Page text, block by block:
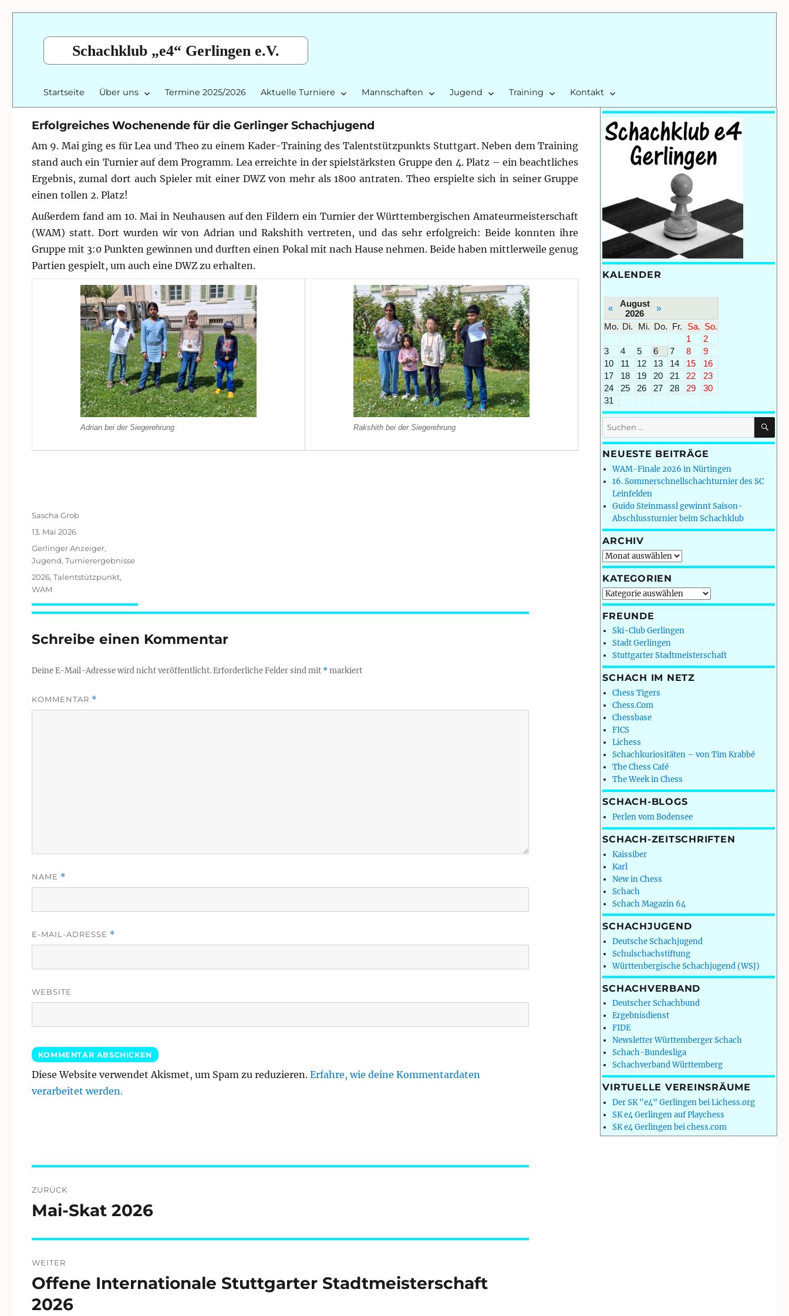
Schachklub „e4“ Gerlingen e.V.
Startseite Über uns Termine 2025/2026 Aktuelle Turniere Mannschaften Jugend Training Kontakt
Erfolgreiches Wochenende für die Gerlinger Schachjugend
Am 9. Mai ging es für Lea und Theo zu einem Kader-Training des Talentstützpunkts Stuttgart. Neben dem Training
stand auch ein Turnier auf dem Programm. Lea erreichte in der spielstärksten Gruppe den 4. Platz – ein beachtliches
Ergebnis, zumal dort auch Spieler mit einer DWZ von mehr als 1800 antraten. Theo erspielte sich in seiner Gruppe
einen tollen 2. Platz!
Außerdem fand am 10. Mai in Neuhausen auf den Fildern ein Turnier der Württembergischen Amateurmeisterschaft
(WAM) statt. Dort wurden wir von Adrian und Rakshith vertreten, und das sehr erfolgreich: Beide konnten ihre
Gruppe mit 3:0 Punkten gewinnen und durften einen Pokal mit nach Hause nehmen. Beide haben mittlerweile genug
Partien gespielt, um auch eine DWZ zu erhalten.
Adrian bei der Siegerehrung Rakshith bei der Siegerehrung
Autor
Sascha Grob
Veröffentlicht
am
13. Mai 2026
Kategorien
Gerlinger Anzeiger,
Jugend, Turnierergebnisse
Schlagwörter
2026, Talentstützpunkt,
WAM
Schreibe einen Kommentar
Deine E-Mail-Adresse wird nicht veröffentlicht. Erforderliche Felder sind mit *markiert
KOMMENTAR *
NAME *
E-MAIL-ADRESSE *
WEBSITE
Diese Website verwendet Akismet, um Spam zu reduzieren. Erfahre, wie deine Kommentardaten
verarbeitet werden.
ZURÜCK
Vorheriger
Mai-Skat 2026
WEITER
Nächster
Beitrag:
Offene Internationale Stuttgarter Stadtmeisterschaft
2026
KALENDER
«
August
2026
»
Mo. Di. Mi. Do. Fr. Sa. So.
1
2
3
4 5 6 7 8
9
10
11 12 13 14 15
16
17
18 19 20 21 22
23
24
25 26 27 28 29
30
31
Suchen
nach:
NEUESTE BEITRÄGE
WAM-Finale 2026 in Nürtingen
16. Sommerschnellschachturnier des SC
Leinfelden
Guido Steinmassl gewinnt Saison-
Abschlussturnier beim Schachklub
ARCHIV
Archiv
KATEGORIEN
Kategorien
FREUNDE
Ski-Club Gerlingen
Stadt Gerlingen
Stuttgarter Stadtmeisterschaft
SCHACH IM NETZ
Chess Tigers
Chess.Com
Chessbase
FICS
Lichess
Schachkuriositäten – von Tim Krabbé
The Chess Café
The Week in Chess
SCHACH-BLOGS
Perlen vom Bodensee
SCHACH-ZEITSCHRIFTEN
Kaissiber
Karl
New in Chess
Schach
Schach Magazin 64
SCHACHJUGEND
Deutsche Schachjugend
Schulschachstiftung
Württenbergische Schachjugend (WSJ)
SCHACHVERBAND
Deutscher Schachbund
Ergebnisdienst
FIDE
Newsletter Württemberger Schach
Schach-Bundesliga
Schachverband Württemberg
VIRTUELLE VEREINSRÄUME
Der SK "e4" Gerlingen bei Lichess.org
SK e4 Gerlingen auf Playchess
SK e4 Gerlingen bei chess.com